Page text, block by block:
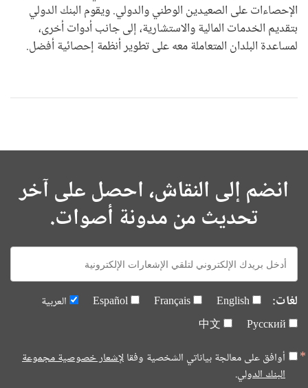
الإحصاءات على الصعيدين الوطني والدولي. ويقوم البنك الدولي
بتقديم الخدمات المالية والاستشارية، إلى جانب أدوات أخرى،
لمساعدة البلدان المتعاملة معه على تطوير أنظمة إحصائية أفضل.
انضم إلى النقاش، احصل على آخر
تحديث من مدونة أصوات.
E-
mail:
لغات: English
Français
Español
العربية
Русский
中文
أوافق على معالجة بياناتي الشخصية وفقالإشعار خصوصية مجموعة
البنك الدولي.